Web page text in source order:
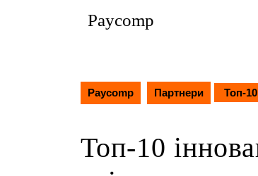
Paycomp
Paycomp Партнери Топ-
Топ-10